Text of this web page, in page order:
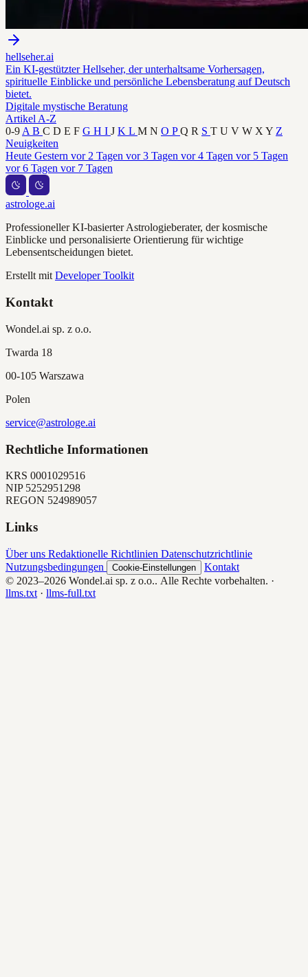
hellseher.ai
Ein KI-gestützter Hellseher, der unterhaltsame Vorhersagen,
spirituelle Einblicke und persönliche Lebensberatung auf Deutsch
bietet.
Digitale mystische Beratung
Artikel A-Z
0-9AB C D E F G H I J K L M N O PQ R S T U V W XY Z
Neuigkeiten
Heute Gestern vor 2 Tagen vor 3 Tagen vor 4 Tagen vor 5 Tagen
vor 6 Tagen vor 7 Tagen
astrologe.ai
Professioneller KI-basierter Astrologieberater, der kosmische
Einblicke und personalisierte Orientierung für wichtige
Lebensentscheidungen bietet.
Erstellt mitDeveloper Toolkit
Kontakt
Wondel.ai sp. z o.o.
Twarda 18
00-105 Warszawa
Polen
service@astrologe.ai
Rechtliche Informationen
KRS 0001029516
NIP 5252951298
REGON 524989057
Links
Über uns Redaktionelle Richtlinien Datenschutzrichtlinie
Nutzungsbedingungen
Cookie-Einstellungen
Kontakt
© 2023–2026 Wondel.ai sp. z o.o.. Alle Rechte vorbehalten. ·
llms.txt · llms-full.txt